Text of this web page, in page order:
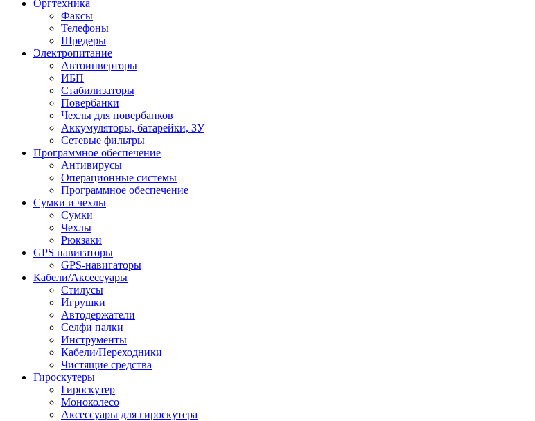
Оргтехника
Факсы
Телефоны
Шредеры
Электропитание
Автоинверторы
ИБП
Стабилизаторы
Повербанки
Чехлы для повербанков
Аккумуляторы, батарейки, ЗУ
Сетевые фильтры
Программное обеспечение
Антивирусы
Операционные системы
Программное обеспечение
Сумки и чехлы
Сумки
Чехлы
Рюкзаки
GPS навигаторы
GPS-навигаторы
Кабели/Аксессуары
Стилусы
Игрушки
Автодержатели
Селфи палки
Инструменты
Кабели/Переходники
Чистящие средства
Гироскутеры
Гироскутер
Моноколесо
Аксессуары для гироскутера